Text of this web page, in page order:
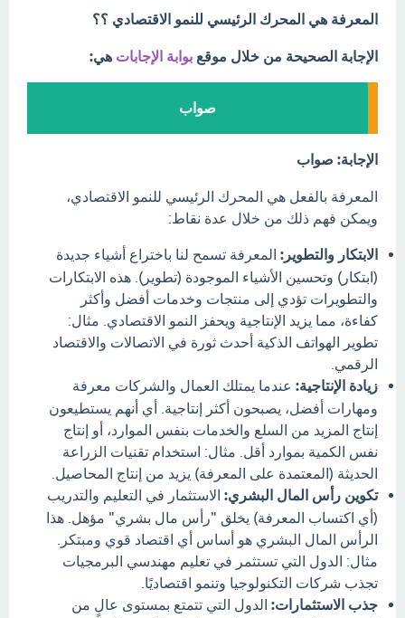
المعرفة هي المحرك الرئيسي للنمو الاقتصادي ؟؟
الإجابة الصحيحة من خلال موقع بوابة الإجابات هي:
صواب
الإجابة: صواب
المعرفة بالفعل هي المحرك الرئيسي للنمو الاقتصادي،
ويمكن فهم ذلك من خلال عدة نقاط:
الابتكار والتطوير: المعرفة تسمح لنا باختراع أشياء جديدة
(ابتكار) وتحسين الأشياء الموجودة (تطوير). هذه الابتكارات
والتطويرات تؤدي إلى منتجات وخدمات أفضل وأكثر
كفاءة، مما يزيد الإنتاجية ويحفز النمو الاقتصادي. مثال:
تطوير الهواتف الذكية أحدث ثورة في الاتصالات والاقتصاد
الرقمي.
زيادة الإنتاجية: عندما يمتلك العمال والشركات معرفة
ومهارات أفضل، يصبحون أكثر إنتاجية. أي أنهم يستطيعون
إنتاج المزيد من السلع والخدمات بنفس الموارد، أو إنتاج
نفس الكمية بموارد أقل. مثال: استخدام تقنيات الزراعة
الحديثة (المعتمدة على المعرفة) يزيد من إنتاج المحاصيل.
تكوين رأس المال البشري: الاستثمار في التعليم والتدريب
(أي اكتساب المعرفة) يخلق "رأس مال بشري" مؤهل. هذا
الرأس المال البشري هو أساس أي اقتصاد قوي ومبتكر.
مثال: الدول التي تستثمر في تعليم مهندسي البرمجيات
تجذب شركات التكنولوجيا وتنمو اقتصاديًا.
جذب الاستثمارات: الدول التي تتمتع بمستوى عالٍ من